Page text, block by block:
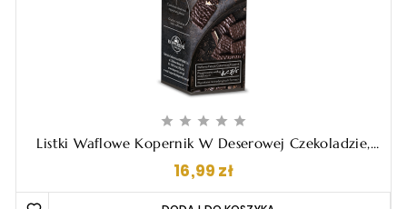
    
Listki Waflowe Kopernik W Deserowej Czekoladzie,
16,99 złCena